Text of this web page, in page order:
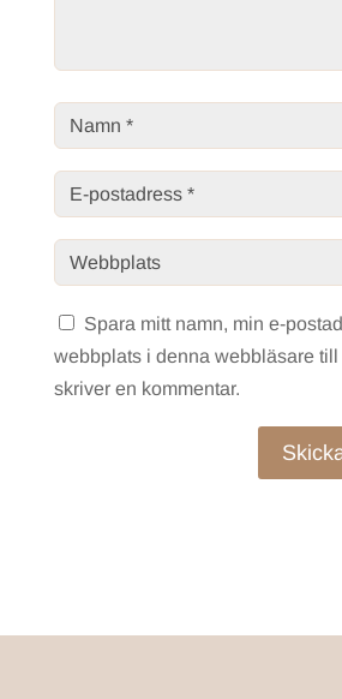
Spara mitt namn, min e-
webbplats i denna webbläsare
skriver en kommentar.